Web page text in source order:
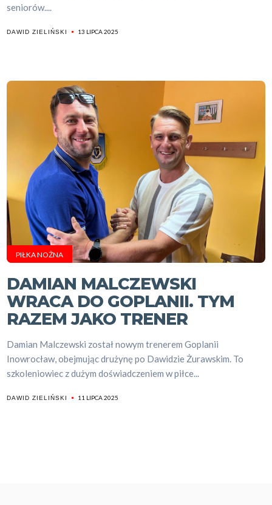
seniorów....
DAWID ZIELIŃSKI 13 LIPCA 2025
PIŁKA NOŻNA
DAMIAN MALCZEWSKI
WRACA DO GOPLANII. TYM
RAZEM JAKO TRENER
Damian Malczewski został nowym trenerem Goplanii
Inowrocław, obejmując drużynę po Dawidzie Żurawskim. To
szkoleniowiec z dużym doświadczeniem w piłce...
DAWID ZIELIŃSKI 11 LIPCA 2025